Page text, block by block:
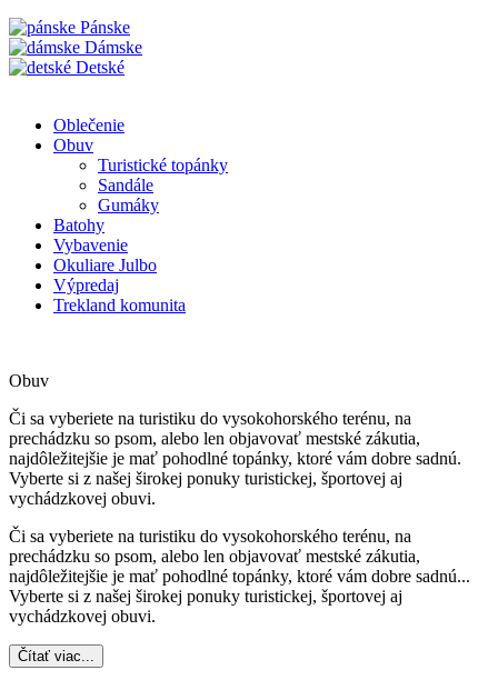
Pánske
Dámske
Detské
Oblečenie
Obuv
Turistické topánky
Sandále
Gumáky
Batohy
Vybavenie
Okuliare Julbo
Výpredaj
Trekland komunita
Obuv
Či sa vyberiete na turistiku do vysokohorského terénu, na
prechádzku so psom, alebo len objavovať mestské zákutia,
najdôležitejšie je mať pohodlné topánky, ktoré vám dobre sadnú.
Vyberte si z našej širokej ponuky turistickej, športovej aj
vychádzkovej obuvi.
Či sa vyberiete na turistiku do vysokohorského terénu, na
prechádzku so psom, alebo len objavovať mestské zákutia,
najdôležitejšie je mať pohodlné topánky, ktoré vám dobre sadnú...
Vyberte si z našej širokej ponuky turistickej, športovej aj
vychádzkovej obuvi.
Čítať viac...